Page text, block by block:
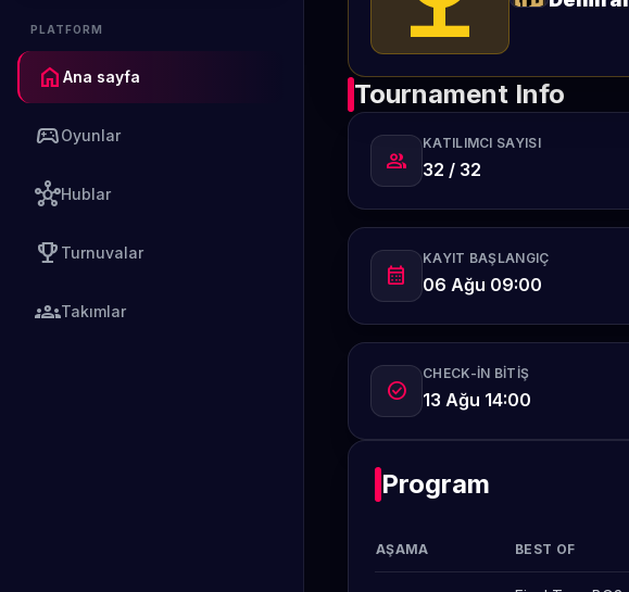
PLATFORM
home Ana sayfa
sports_esportsOyunlar
hubHublar
emoji_events Turnuvalar
groupsTakımlar
Tournament Info
group
KATILIMCI SAYISI
32 / 32
calendar_month
KAYIT BAŞLANGIÇ
06 Ağu 09:00
check_circle
CHECK-IN BITIŞ
13 Ağu 14:00
Program
AŞAMA BEST OF